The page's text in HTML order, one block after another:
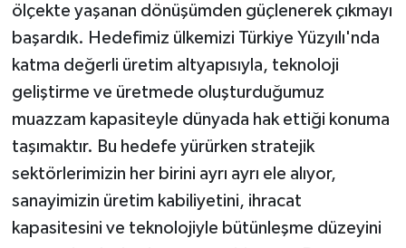
ölçekte yaşanan dönüşümden güçlenerek çıkmayı
başardık. Hedefimiz ülkemizi Türkiye Yüzyılı'nda
katma değerli üretim altyapısıyla, teknoloji
geliştirme ve üretmede oluşturduğumuz
muazzam kapasiteyle dünyada hak ettiği konuma
taşımaktır. Bu hedefe yürürken stratejik
sektörlerimizin her birini ayrı ayrı ele alıyor,
sanayimizin üretim kabiliyetini, ihracat
kapasitesini ve teknolojiyle bütünleşme düzeyini